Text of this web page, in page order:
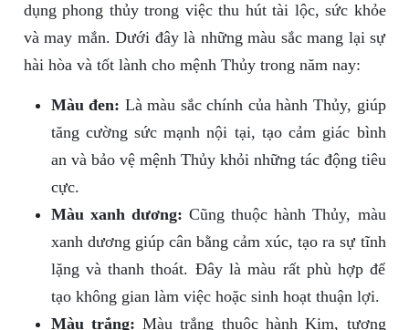
dụng phong thủy trong việc thu hút tài lộc, sức khỏe
và may mắn. Dưới đây là những màu sắc mang lại sự
hài hòa và tốt lành cho mệnh Thủy trong năm nay:
Màu đen: Là màu sắc chính của hành Thủy, giúp
tăng cường sức mạnh nội tại, tạo cảm giác bình
an và bảo vệ mệnh Thủy khỏi những tác động tiêu
cực.
Màu xanh dương: Cũng thuộc hành Thủy, màu
xanh dương giúp cân bằng cảm xúc, tạo ra sự tĩnh
lặng và thanh thoát. Đây là màu rất phù hợp để
tạo không gian làm việc hoặc sinh hoạt thuận lợi.
Màu trắng: Màu trắng thuộc hành Kim, tương